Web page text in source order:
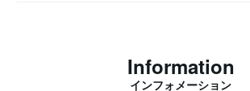
Information
インフォメーション